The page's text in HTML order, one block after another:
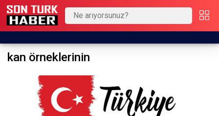
kan örneklerinin